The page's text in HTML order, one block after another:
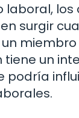
laboral,
surgir
miembro
tiene un
podría